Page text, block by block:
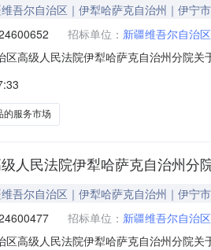
吾尔自治区｜伊犁哈萨克自治州｜伊宁市
招标单位： 新疆维吾尔自治
区高级人民法院伊犁哈萨克自治州分院
计划文号:采购计划金额（元）:项目所
的服务市场
人民法院伊犁哈萨克自治州
吾尔自治区｜伊犁哈萨克自治州｜伊宁市
招标单位： 新疆维吾尔自治
区高级人民法院伊犁哈萨克自治州分院